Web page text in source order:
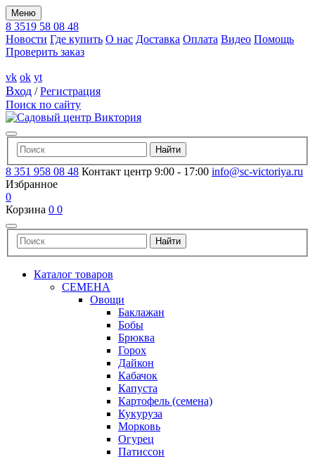
Меню
8 3519 58 08 48
Новости Где купить О нас Доставка Оплата Видео Помощь
Проверить заказ
vk ok yt
Вход /Регистрация
Поиск по сайту
8 351 958 08 48 Контакт центр 9:00 - 17:00 info@sc-victoriya.ru
Избранное
0
Корзина 0 0
Каталог товаров
СЕМЕНА
Овощи
Баклажан
Бобы
Брюква
Горох
Дайкон
Кабачок
Капуста
Картофель (семена)
Кукуруза
Морковь
Огурец
Патиссон